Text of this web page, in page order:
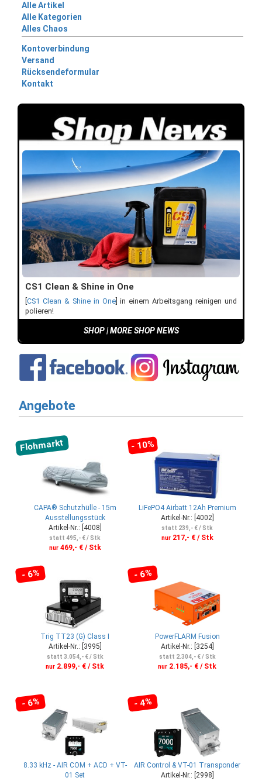
Alle Artikel
Alle Kategorien
Alles Chaos
Kontoverbindung
Versand
Rücksendeformular
Kontakt
CS1 Clean & Shine in One
[CS1 Clean & Shine in One] in einem Arbeitsgang reinigen und
polieren!
SHOP|MORE SHOP NEWS
Angebote
Flohmarkt
CAPA® Schutzhülle - 15m
Ausstellungsstück
Artikel-Nr.: [4008]
statt 495,- € / Stk
nur469,- € / Stk
- 10%
LiFePO4 Airbatt 12Ah Premium
Artikel-Nr.: [4002]
statt 239,- € / Stk
nur217,- € / Stk
- 6%
Trig TT23 (G) Class I
Artikel-Nr.: [3995]
statt 3.054,- € / Stk
nur 2.899,- € / Stk
- 6%
PowerFLARM Fusion
Artikel-Nr.: [3254]
statt 2.304,- € / Stk
nur 2.185,- € / Stk
- 6%
8.33 kHz - AIR COM + ACD + VT-
01 Set
- 4%
AIR Control & VT-01 Transponder
Artikel-Nr.: [2998]